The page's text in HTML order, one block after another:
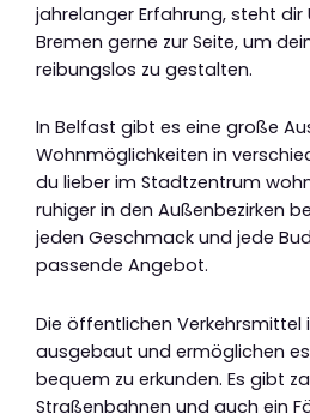
jahrelanger Erfahrung, steht dir
Bremen gerne zur Seite, um
reibungslos zu gestalten.
In Belfast gibt es eine große
Wohnmöglichkeiten in
du lieber im Stadtzentrum
ruhiger in den Außenbezirken
jeden Geschmack und jede
passende Angebot.
Die öffentlichen Verkehrsmittel
ausgebaut und ermöglichen
bequem zu erkunden. Es gibt
Straßenbahnen und auch ein